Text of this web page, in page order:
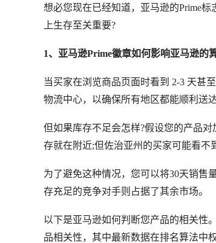
想必您现在已经知道，亚马逊的Prime
上生存至关重要?
1、亚马逊Prime徽章如何影响亚马逊的
当买家在浏览商品页面时看到 2-3 天甚
物流中心，以确保所有地区都能顺利送
但如果库存不足会怎样?假设您的产品
存就在附近;但佐治亚州的买家可能看不
为了避免这种情况，您可以将30天销售
存充足的竞争对手则占据了其余市场。
以下是亚马逊如何判断您产品的相关性
品相关性，其中最新数据在排名算法中